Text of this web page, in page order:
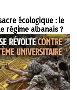
écologique : le
régime albanais ?